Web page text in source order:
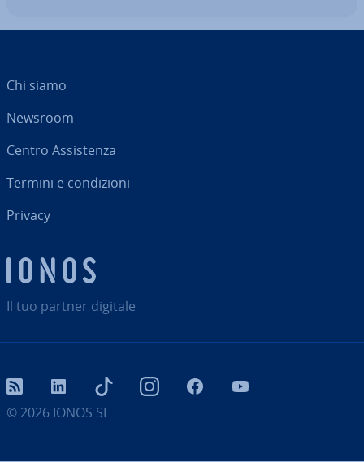
Il tuo partner digitale
Chi siamo
Newsroom
Centro As­si­sten­za
Termini e con­di­zio­ni
Privacy
© 2026 IONOS SE
RSS LinkedIn tiktok InstagramFacebook